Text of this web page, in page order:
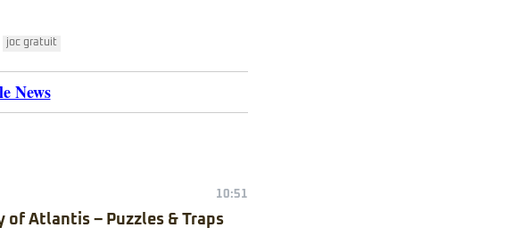
joc gratuit
News
10:51
of Atlantis – Puzzles & Traps